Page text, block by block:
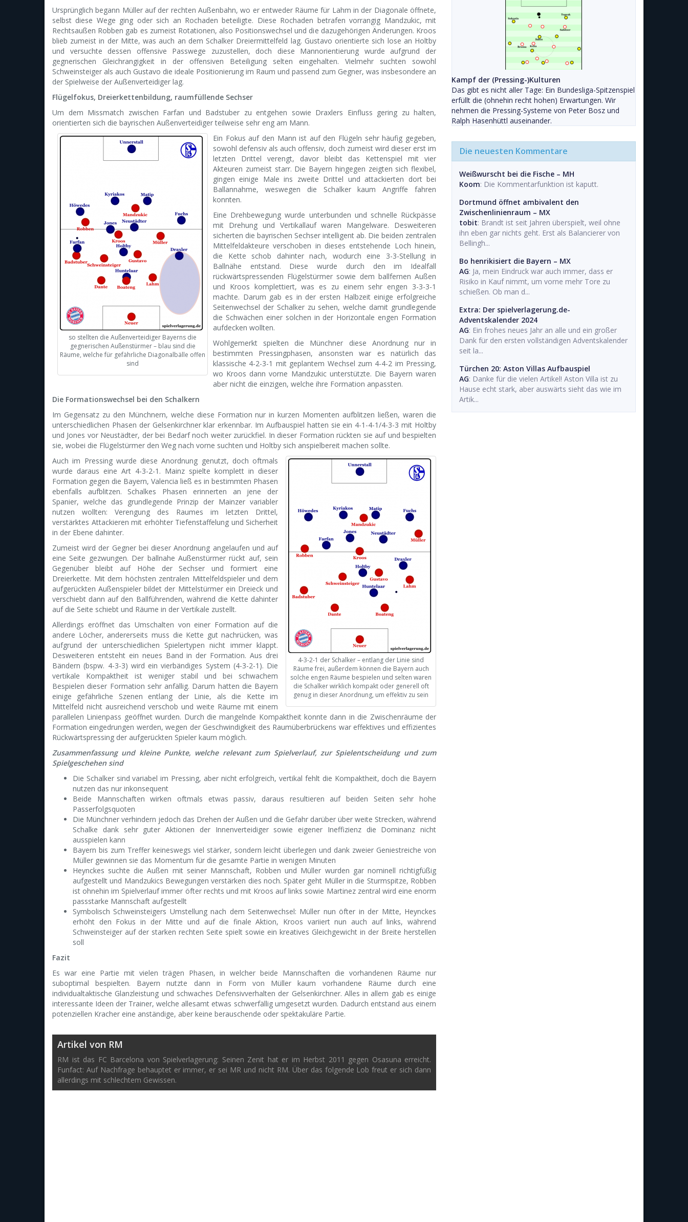
Ursprünglich begann Müller auf der rechten Außenbahn, wo er entweder Räume für Lahm in der Diagonale öffnete,
selbst diese Wege ging oder sich an Rochaden beteiligte. Diese Rochaden betrafen vorrangig Mandzukic, mit
Rechtsaußen Robben gab es zumeist Rotationen, also Positionswechsel und die dazugehörigen Änderungen. Kroos
blieb zumeist in der Mitte, was auch an dem Schalker Dreiermittelfeld lag. Gustavo orientierte sich lose an Holtby
und versuchte dessen offensive Passwege zuzustellen, doch diese Mannorientierung wurde aufgrund der
gegnerischen Gleichrangigkeit in der offensiven Beteiligung selten eingehalten. Vielmehr suchten sowohl
Schweinsteiger als auch Gustavo die ideale Positionierung im Raum und passend zum Gegner, was insbesondere an
der Spielweise der Außenverteidiger lag.
Flügelfokus, Dreierkettenbildung, raumfüllende Sechser
Um dem Missmatch zwischen Farfan und Badstuber zu entgehen sowie Draxlers Einfluss gering zu halten,
orientierten sich die bayrischen Außenverteidiger teilweise sehr eng am Mann.
so stellten die Außenverteidiger Bayerns die
gegnerischen Außenstürmer – blau sind die
Räume, welche für gefährliche Diagonalbälle offen
sind
Ein Fokus auf den Mann ist auf den Flügeln sehr häufig gegeben,
sowohl defensiv als auch offensiv, doch zumeist wird dieser erst im
letzten Drittel verengt, davor bleibt das Kettenspiel mit vier
Akteuren zumeist starr. Die Bayern hingegen zeigten sich flexibel,
gingen einige Male ins zweite Drittel und attackierten dort bei
Ballannahme, weswegen die Schalker kaum Angriffe fahren
konnten.
Eine Drehbewegung wurde unterbunden und schnelle Rückpässe
mit Drehung und Vertikallauf waren Mangelware. Desweiteren
sicherten die bayrischen Sechser intelligent ab. Die beiden zentralen
Mittelfeldakteure verschoben in dieses entstehende Loch hinein,
die Kette schob dahinter nach, wodurch eine 3-3-Stellung in
Ballnähe entstand. Diese wurde durch den im Idealfall
rückwärtspressenden Flügelstürmer sowie dem ballfernen Außen
und Kroos komplettiert, was es zu einem sehr engen 3-3-3-1
machte. Darum gab es in der ersten Halbzeit einige erfolgreiche
Seitenwechsel der Schalker zu sehen, welche damit grundlegende
die Schwächen einer solchen in der Horizontale engen Formation
aufdecken wollten.
Wohlgemerkt spielten die Münchner diese Anordnung nur in
bestimmten Pressingphasen, ansonsten war es natürlich das
klassische 4-2-3-1 mit geplantem Wechsel zum 4-4-2 im Pressing,
wo Kroos dann vorne Mandzukic unterstützte. Die Bayern waren
aber nicht die einzigen, welche ihre Formation anpassten.
Die Formationswechsel bei den Schalkern
Im Gegensatz zu den Münchnern, welche diese Formation nur in kurzen Momenten aufblitzen ließen, waren die
unterschiedlichen Phasen der Gelsenkirchner klar erkennbar. Im Aufbauspiel hatten sie ein 4-1-4-1/4-3-3 mit Holtby
und Jones vor Neustädter, der bei Bedarf noch weiter zurückfiel. In dieser Formation rückten sie auf und bespielten
sie, wobei die Flügelstürmer den Weg nach vorne suchten und Holtby sich anspielbereit machen sollte.
4-3-2-1 der Schalker – entlang der Linie sind
Räume frei, außerdem können die Bayern auch
solche engen Räume bespielen und selten waren
die Schalker wirklich kompakt oder generell oft
genug in dieser Anordnung, um effektiv zu sein
Auch im Pressing wurde diese Anordnung genutzt, doch oftmals
wurde daraus eine Art 4-3-2-1. Mainz spielte komplett in dieser
Formation gegen die Bayern, Valencia ließ es in bestimmten Phasen
ebenfalls aufblitzen. Schalkes Phasen erinnerten an jene der
Spanier, welche das grundlegende Prinzip der Mainzer variabler
nutzen wollten: Verengung des Raumes im letzten Drittel,
verstärktes Attackieren mit erhöhter Tiefenstaffelung und Sicherheit
in der Ebene dahinter.
Zumeist wird der Gegner bei dieser Anordnung angelaufen und auf
eine Seite gezwungen. Der ballnahe Außenstürmer rückt auf, sein
Gegenüber bleibt auf Höhe der Sechser und formiert eine
Dreierkette. Mit dem höchsten zentralen Mittelfeldspieler und dem
aufgerückten Außenspieler bildet der Mittelstürmer ein Dreieck und
verschiebt dann auf den Ballführenden, während die Kette dahinter
auf die Seite schiebt und Räume in der Vertikale zustellt.
Allerdings eröffnet das Umschalten von einer Formation auf die
andere Löcher, andererseits muss die Kette gut nachrücken, was
aufgrund der unterschiedlichen Spielertypen nicht immer klappt.
Desweiteren entsteht ein neues Band in der Formation. Aus drei
Bändern (bspw. 4-3-3) wird ein vierbändiges System (4-3-2-1). Die
vertikale Kompaktheit ist weniger stabil und bei schwachem
Bespielen dieser Formation sehr anfällig. Darum hatten die Bayern
einige gefährliche Szenen entlang der Linie, als die Kette im
Mittelfeld nicht ausreichend verschob und weite Räume mit einem
parallelen Linienpass geöffnet wurden. Durch die mangelnde Kompaktheit konnte dann in die Zwischenräume der
Formation eingedrungen werden, wegen der Geschwindigkeit des Raumüberbrückens war effektives und effizientes
Rückwärtspressing der aufgerückten Spieler kaum möglich.
Zusammenfassung und kleine Punkte, welche relevant zum Spielverlauf, zur Spielentscheidung und zum
Spielgeschehen sind
Die Schalker sind variabel im Pressing, aber nicht erfolgreich, vertikal fehlt die Kompaktheit, doch die Bayern
nutzen das nur inkonsequent
Beide Mannschaften wirken oftmals etwas passiv, daraus resultieren auf beiden Seiten sehr hohe
Passerfolgsquoten
Die Münchner verhindern jedoch das Drehen der Außen und die Gefahr darüber über weite Strecken, während
Schalke dank sehr guter Aktionen der Innenverteidiger sowie eigener Ineffizienz die Dominanz nicht
ausspielen kann
Bayern bis zum Treffer keineswegs viel stärker, sondern leicht überlegen und dank zweier Geniestreiche von
Müller gewinnen sie das Momentum für die gesamte Partie in wenigen Minuten
Heynckes suchte die Außen mit seiner Mannschaft, Robben und Müller wurden gar nominell richtigfüßig
aufgestellt und Mandzukics Bewegungen verstärken dies noch. Später geht Müller in die Sturmspitze, Robben
ist ohnehin im Spielverlauf immer öfter rechts und mit Kroos auf links sowie Martinez zentral wird eine enorm
passstarke Mannschaft aufgestellt
Symbolisch Schweinsteigers Umstellung nach dem Seitenwechsel: Müller nun öfter in der Mitte, Heynckes
erhöht den Fokus in der Mitte und auf die finale Aktion, Kroos variiert nun auch auf links, während
Schweinsteiger auf der starken rechten Seite spielt sowie ein kreatives Gleichgewicht in der Breite herstellen
soll
Fazit
Es war eine Partie mit vielen trägen Phasen, in welcher beide Mannschaften die vorhandenen Räume nur
suboptimal bespielten. Bayern nutzte dann in Form von Müller kaum vorhandene Räume durch eine
individualtaktische Glanzleistung und schwaches Defensivverhalten der Gelsenkirchner. Alles in allem gab es einige
interessante Ideen der Trainer, welche allesamt etwas schwerfällig umgesetzt wurden. Dadurch entstand aus einem
potenziellen Kracher eine anständige, aber keine berauschende oder spektakuläre Partie.
Artikel von RM
RM ist das FC Barcelona von Spielverlagerung: Seinen Zenit hat er im Herbst 2011 gegen Osasuna erreicht.
Funfact: Auf Nachfrage behauptet er immer, er sei MR und nicht RM. Über das folgende Lob freut er sich dann
allerdings mit schlechtem Gewissen.
Kampf der (Pressing-)Kulturen
Das gibt es nicht aller Tage: Ein Bundesliga-Spitzenspiel
erfüllt die (ohnehin recht hohen) Erwartungen. Wir
nehmen die Pressing-Systeme von Peter Bosz und
Ralph Hasenhüttl auseinander.
Die neuesten Kommentare
Weißwurscht bei die Fische – MH
Koom: Die Kommentarfunktion ist kaputt.
Dortmund öffnet ambivalent den
Zwischenlinienraum – MX
tobit: Brandt ist seit Jahren überspielt, weil ohne
ihn eben gar nichts geht. Erst als Balancierer von
Bellingh...
Bo henrikisiert die Bayern – MX
AG: Ja, mein Eindruck war auch immer, dass er
Risiko in Kauf nimmt, um vorne mehr Tore zu
schießen. Ob man d...
Extra: Der spielverlagerung.de-
Adventskalender 2024
AG: Ein frohes neues Jahr an alle und ein großer
Dank für den ersten vollständigen Adventskalender
seit la...
Türchen 20: Aston Villas Aufbauspiel
AG: Danke für die vielen Artikel! Aston Villa ist zu
Hause echt stark, aber auswärts sieht das wie im
Artik...